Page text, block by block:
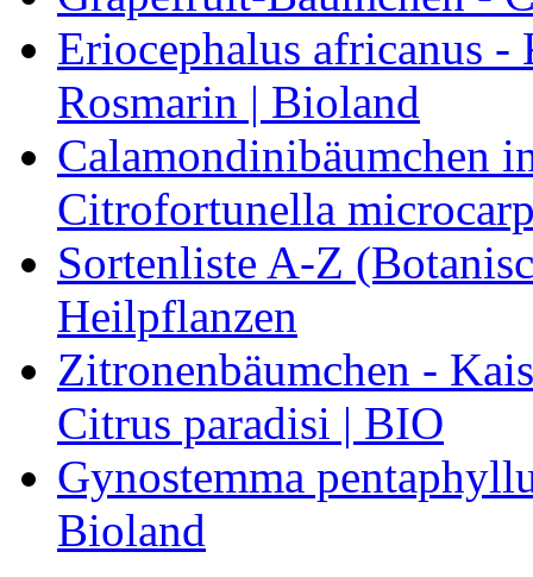
Eriocephalus africanus
Rosmarin | Bioland
Calamondinibäumchen
Citrofortunella
Sortenliste A-Z
Heilpflanzen
Zitronenbäumchen -
Citrus paradisi | BIO
Gynostemma
Bioland